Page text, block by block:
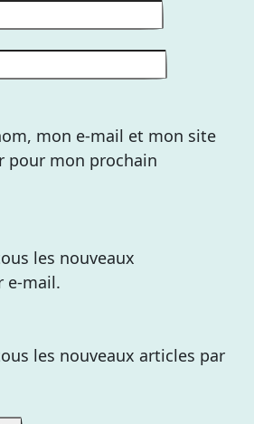
mon e-mail et mon site
pour mon prochain
les nouveaux
e-mail.
les nouveaux articles par